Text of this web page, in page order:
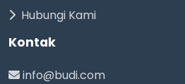
Hubungi Kami
Kontak
info@budi.com